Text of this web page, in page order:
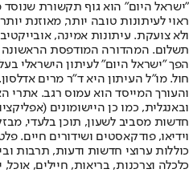
"ישראל היום" הוא גוף תקשורת
ראוי לעיתונות טובה יותר, מאוזנת
ולא צועקת. עיתונות אמינה,
הפך "ישראל היום" לעיתון הישראלי
חול. מו"ל העיתון היא ד"ר מרים
והעורך המייסד הוא עמוס רגב. אתרי
חדשות מסביב לשעון, תוכן בלעדי,
וידיאו, פודקאסטים ושידורים חיים.
כוללות ערוצי חדשות ודעות, תרבות